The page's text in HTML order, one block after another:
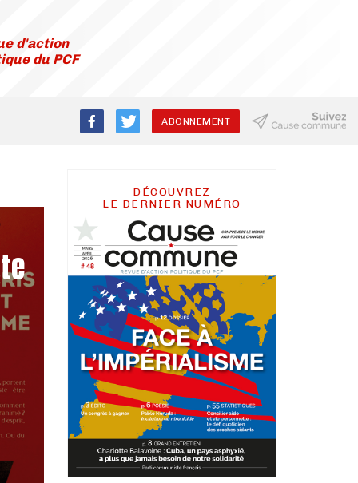
d'action
du PCF
ABONNEMENT
DÉCOUVREZ
LE DERNIER NUMÉRO